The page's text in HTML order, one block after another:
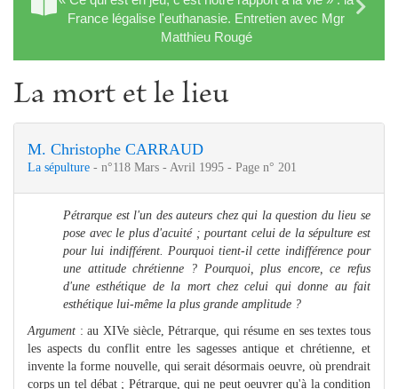
France légalise l'euthanasie. Entretien avec Mgr
Matthieu Rougé
La mort et le lieu
M. Christophe CARRAUD
La sépulture - n°118 Mars - Avril 1995 - Page n° 201
Pétrarque est l'un des auteurs chez qui la question du lieu se
pose avec le plus d'acuité ; pourtant celui de la sépulture est
pour lui indifférent. Pourquoi tient-il cette indifférence pour
une attitude chrétienne ?Pourquoi, plus encore, ce refus
d'une esthétique de la mort chez celui qui donne au fait
esthétique lui-même la plus grande amplitude ?
Argument : au XIVe siècle, Pétrarque, qui résume en ses textes tous
les aspects du conflit entre les sagesses antique et chrétienne, et
invente la forme nouvelle, qui serait désormais oeuvre, où prendrait
corps un tel débat ; Pétrarque, qui ne peut oeuvrer qu'à la condition